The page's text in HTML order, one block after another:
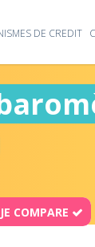
DE CREDIT
JE COMPARE